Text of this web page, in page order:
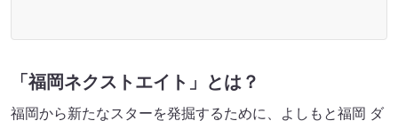
「福岡ネクストエイト」とは？
福岡から新たなスターを発掘するために、よしもと福岡 ダ